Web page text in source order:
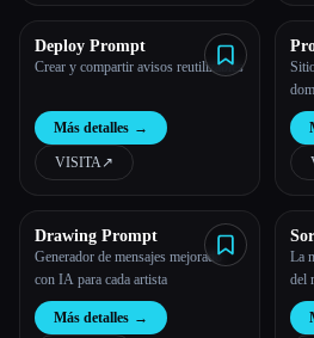
Acerca de
Deploy Prompt
Crear y compartir avisos reutilizables
Más detalles →
VISITA↗︎
a
Drawing Prompt
Generador de mensajes mejorado
con IA para cada artista
Más detalles →
La
del mundo